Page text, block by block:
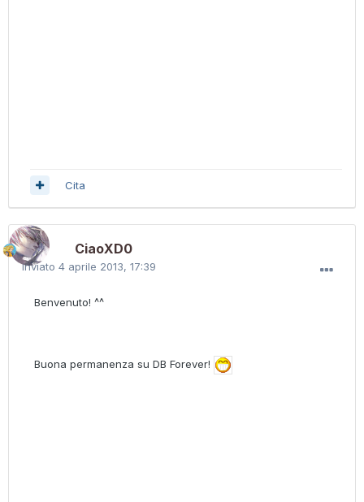
Cita
CiaoXD0
Inviato 4 aprile 2013, 17:39
Benvenuto! ^^
Buona permanenza su DB Forever!